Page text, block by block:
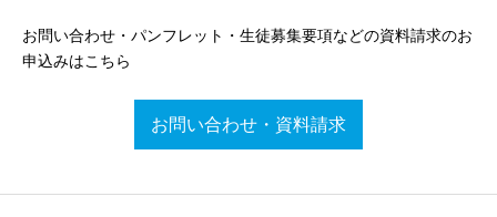
お問い合わせ・パンフレット・生徒募集要項などの資料請求のお
申込みはこちら
お問い合わせ・資料請求